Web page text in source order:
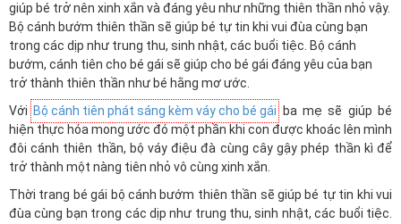
giúp bé trở nên xinh xắn và đáng yêu như những thiên thần nhỏ vậy.
Bộ cánh bướm thiên thần sẽ giúp bé tự tin khi vui đùa cùng bạn
trong các dịp như trung thu, sinh nhật, các buổi tiệc. Bộ cánh
bướm, cánh tiên cho bé gái sẽ giúp cho bé gái đáng yêu của bạn
trở thành thiên thần như bé hằng mơ ước.
Với Bộ cánh tiên phát sáng kèm váy cho bé gáiba mẹ sẽ giúp bé
hiện thực hóa mong ước đó một phần khi con được khoác lên mình
đôi cánh thiên thần, bộ váy điệu đà cùng cây gậy phép thần kì để
trở thành một nàng tiên nhỏ vô cùng xinh xắn.
Thời trang bé gái bộ cánh bướm thiên thần sẽ giúp bé tự tin khi vui
đùa cùng bạn trong các dịp như trung thu, sinh nhật, các buổi tiệc.